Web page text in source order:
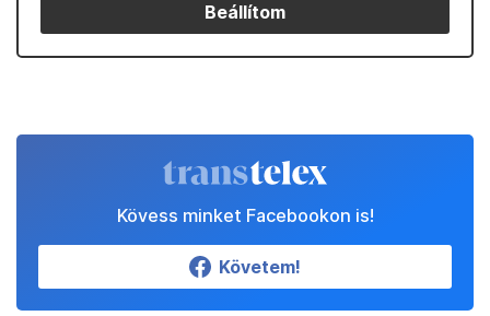
Beállítom
Kövess minket Facebookon is!
Követem!